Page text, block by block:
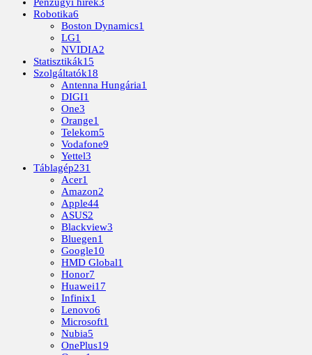
Robotika6
Boston Dynamics1
LG1
NVIDIA2
Statisztikák15
Szolgáltatók18
Antenna Hungária1
DIGI1
One3
Orange1
Telekom5
Vodafone9
Yettel3
Táblagép231
Acer1
Amazon2
Apple44
ASUS2
Blackview3
Bluegen1
Google10
HMD Global1
Honor7
Huawei17
Infinix1
Lenovo6
Microsoft1
Nubia5
OnePlus19